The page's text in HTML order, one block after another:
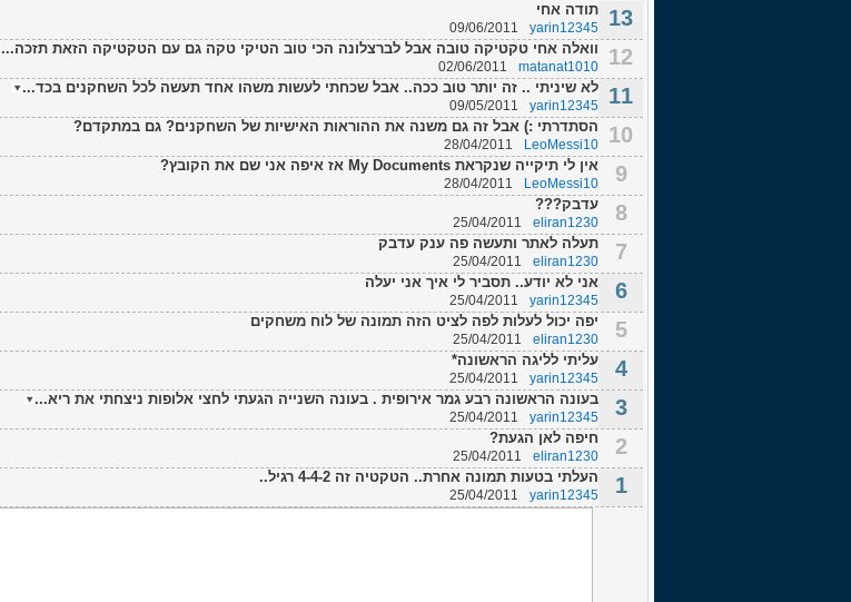
13 תודה אחי
yarin12345
09/06/2011
12 וואלה אחי טקטיקה טובה אבל לברצלונה הכי טוב הטיקי טקה גם עם הטקטיקה הזאת תזכה...
matanat1010
02/06/2011
11 לא שיניתי .. זה יותר טוב ככה.. אבל שכחתי לעשות משהו אחד תעשה לכל השחקנים בכד...
yarin12345
09/05/2011
10 הסתדרתי :) אבל זה גם משנה את ההוראות האישיות של השחקנים? גם במתקדם?
LeoMessi10
28/04/2011
9 אין לי תיקייה שנקראת My Documents אז איפה אני שם את הקובץ?
LeoMessi10
28/04/2011
8 עדבק???
eliran1230
25/04/2011
7 תעלה לאתר ותעשה פה ענק עדבק
eliran1230
25/04/2011
6 אני לא יודע.. תסביר לי איך אני יעלה
yarin12345
25/04/2011
5 יפה יכול לעלות לפה לציט הזה תמונה של לוח משחקים
eliran1230
25/04/2011
4 עליתי לליגה הראשונה*
yarin12345
25/04/2011
3 בעונה הראשונה רבע גמר אירופית . בעונה השנייה הגעתי לחצי אלופות ניצחתי את ריא...
yarin12345
25/04/2011
2 חיפה לאן הגעת?
eliran1230
25/04/2011
1 העלתי בטעות תמונה אחרת.. הטקטיה זה 4-4-2 רגיל..
yarin12345
25/04/2011